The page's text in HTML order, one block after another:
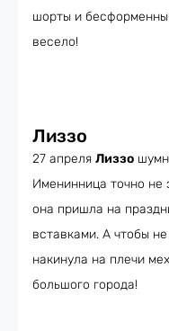
шорты и
весело!
Лиззо
27 апреля Лиззо
Именинница точно не
она пришла на
вставками. А чтобы
накинула на плечи
большого города!